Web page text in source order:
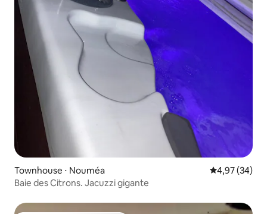
Townhouse ⋅ Nouméa 4,97 de uma
4,97 (34)
Baie des Citrons. Jacuzzi gigante